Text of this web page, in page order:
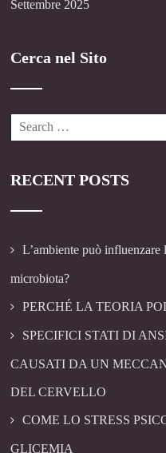
Settembre 2025
Cerca nel Sito
RECENT POSTS
L’ambiente può influenzare
microbiota?
PERCHÉ LA TEORIA
SPECIFICI STATI DI
CAUSATI DA UN
DEL CERVELLO
COME LO STRESS
GLICEMIA